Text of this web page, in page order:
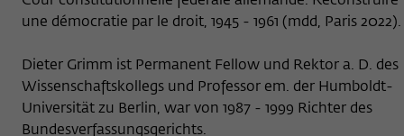
une démocratie par le droit, 1945 - 1961 (mdd, Paris 2022).
Dieter Grimm ist Permanent Fellow und Rektor a. D. des
Wissenschaftskollegs und Professor em. der Humboldt-
Universität zu Berlin, war von 1987 - 1999 Richter des
Bundesverfassungsgerichts.
Anbieter Matomo
Laufzeit 30 Minuten